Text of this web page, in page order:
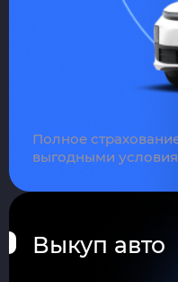
Полное
выгодными
Выкуп авто